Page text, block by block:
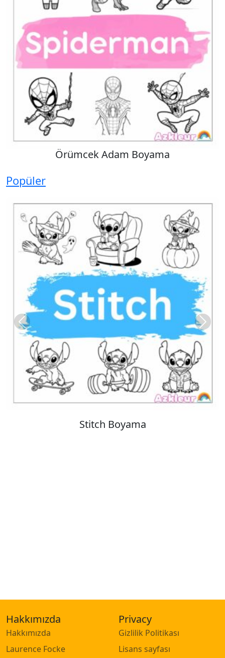
Örümcek Adam Boyama
Popüler
Stitch Boyama
Previous Next
Hakkımızda
Hakkımızda
Laurence Focke
Privacy
Gizlilik Politikası
Lisans sayfası